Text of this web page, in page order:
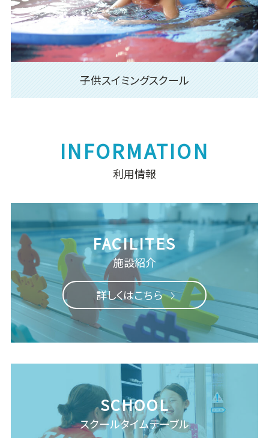
子供スイミングスクール
利用情報
施設紹介
詳しくはこちら
スクールタイムテーブル